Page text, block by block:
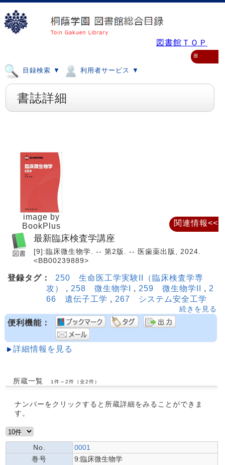
図書館ＴＯＰ
目録検索 ▼ 利用者サービス ▼
≡
書誌詳細
image by
BookPlus
最新臨床検査学講座
[9]:臨床微生物学. -- 第2版. -- 医歯薬出版, 2024.
<BB00239889>
登録タグ：
250 生命医工学実験II（臨床検査学専
攻） , 258 微生物学I , 259 微生物学II , 2
66 遺伝子工学 , 267 システム安全工学
続きを見る
便利機能：
詳細情報を見る
所蔵一覧 1件～2件（全2件）
ナンバーをクリックすると所蔵詳細をみることができま
す。
No.
0001
巻号
9:臨床微生物学
関連情報<<